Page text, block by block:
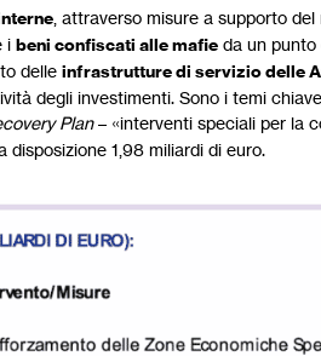
, attraverso misure a supporto
i beni confiscati alle mafie da un punto
delle infrastrutture di servizio delle
degli investimenti. Sono i temi
Plan– «interventi speciali per la
1,98 miliardi di euro.